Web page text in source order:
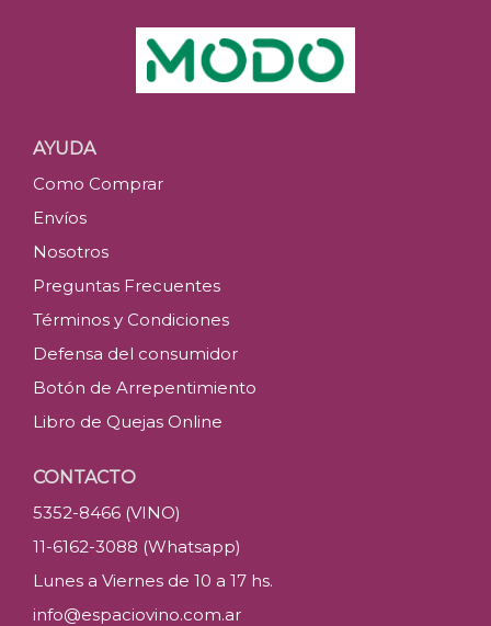
AYUDA
Como Comprar
Envíos
Nosotros
Preguntas Frecuentes
Términos y Condiciones
Defensa del consumidor
Botón de Arrepentimiento
Libro de Quejas Online
CONTACTO
5352-8466 (VINO)
11-6162-3088 (Whatsapp)
Lunes a Viernes de 10 a 17 hs.
info@espaciovino.com.ar